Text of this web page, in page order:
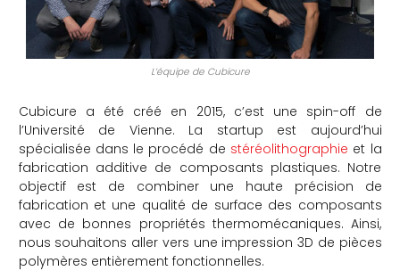
L’équipe de Cubicure
Cubicure a été créé en 2015, c’est une spin-off de
l’Université de Vienne. La startup est aujourd’hui
spécialisée dans le procédé de stéréolithographie et la
fabrication additive de composants plastiques. Notre
objectif est de combiner une haute précision de
fabrication et une qualité de surface des composants
avec de bonnes propriétés thermomécaniques. Ainsi,
nous souhaitons aller vers une impression 3D de pièces
polymères entièrement fonctionnelles.